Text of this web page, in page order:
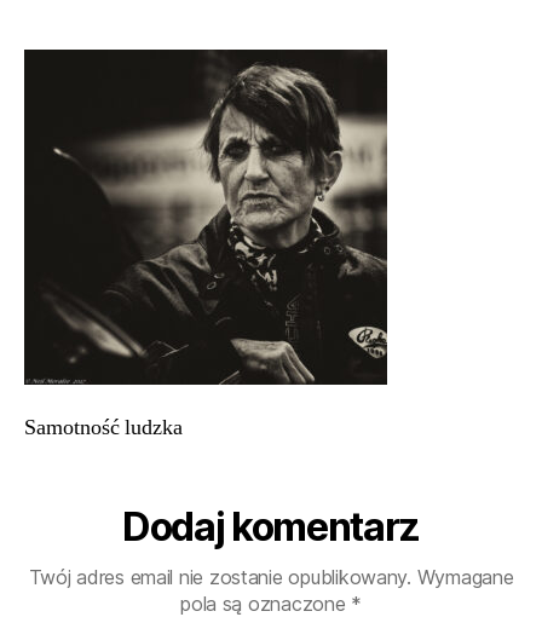
Samotność ludzka
Dodaj komentarz
Twój adres email nie zostanie opublikowany. Wymagane
pola są oznaczone *